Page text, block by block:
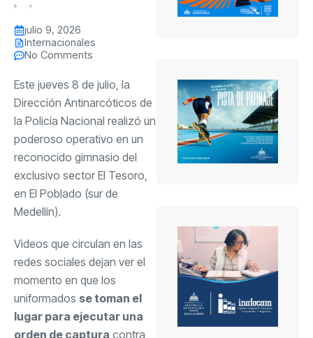
julio 9, 2026
Internacionales
No Comments
Este jueves 8 de julio, la
Dirección Antinarcóticos de
la Policía Nacional realizó un
poderoso operativo en un
reconocido gimnasio del
exclusivo sector El Tesoro,
en El Poblado (sur de
Medellín).
Videos que circulan en las
redes sociales dejan ver el
momento en que los
uniformados se toman el
lugar para ejecutar una
orden de captura contra